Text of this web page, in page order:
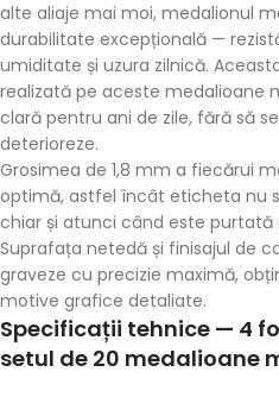
alte aliaje mai moi, medalionul
durabilitate excepțională —
umiditate și uzura zilnică.
realizată pe aceste medalioane
clară pentru ani de zile, fără să
deterioreze.
Grosimea de 1,8 mm a fiecărui
optimă, astfel încât eticheta nu
chiar și atunci când este purtată
Suprafața netedă și finisajul de
graveze cu precizie maximă,
motive grafice detaliate.
Specificații tehnice — 4
setul de 20 medalioane